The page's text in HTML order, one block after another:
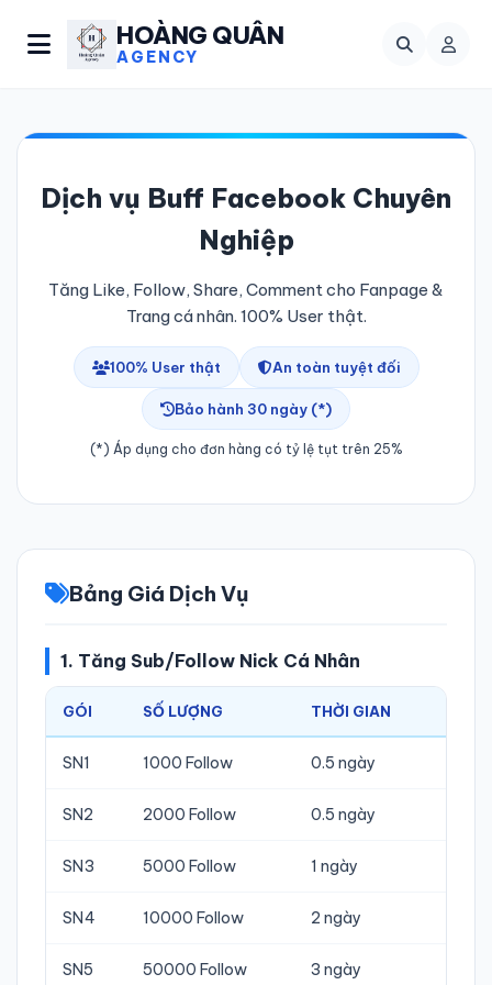
HOÀNG QUÂN
AGENCY
Dịch vụ Buff Facebook Chuyên
Nghiệp
Tăng Like, Follow, Share, Comment cho Fanpage &
Trang cá nhân. 100% User thật.
100% User thật An toàn tuyệt đối
Bảo hành 30 ngày (*)
(*) Áp dụng cho đơn hàng có tỷ lệ tụt trên 25%
Bảng Giá Dịch Vụ
1. Tăng Sub/Follow Nick Cá Nhân
GÓI SỐ LƯỢNG THỜI GIAN
SN1 1000 Follow 0.5 ngày
SN2 2000 Follow 0.5 ngày
SN3 5000 Follow 1 ngày
SN4 10000 Follow 2 ngày
SN5 50000 Follow 3 ngày